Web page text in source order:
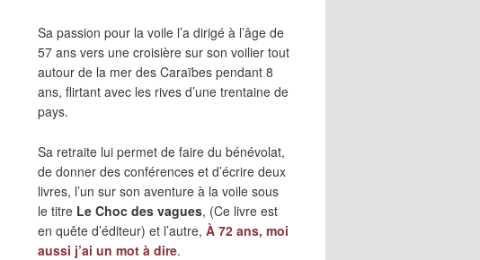
Sa passion pour la voile l’a dirigé à l’âge de
57 ans vers une croisière sur son voilier tout
autour de la mer des Caraïbes pendant 8
ans, flirtant avec les rives d’une trentaine de
pays.
Sa retraite lui permet de faire du bénévolat,
de donner des conférences et d’écrire deux
livres, l’un sur son aventure à la voile sous
le titre Le Choc des vagues, (Ce livre est
en quête d’éditeur) et l’autre, À 72 ans, moi
aussi j’ai un mot à dire.